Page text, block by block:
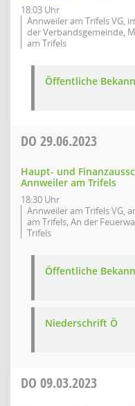
18:03 Uhr
Annweiler am Trifels VG,
der Verbandsgemeinde,
am Trifels
Öffentliche
DO 29.06.2023
Haupt- und
Annweiler am Trifels
18:30 Uhr
Annweiler am Trifels VG,
am Trifels, An der
Trifels
Öffentliche
Niederschrift Ö
DO 09.03.2023